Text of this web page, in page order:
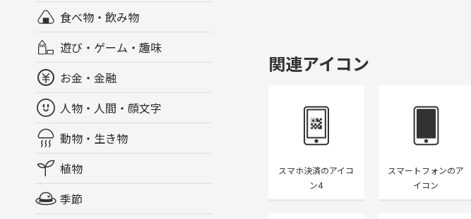
食べ物・飲み物
遊び・ゲーム・趣味
お金・金融
人物・人間・顔文字
動物・生き物
植物
季節
関連アイコン
スマホ決済のアイコ
ン4
スマートフォンのア
イコン